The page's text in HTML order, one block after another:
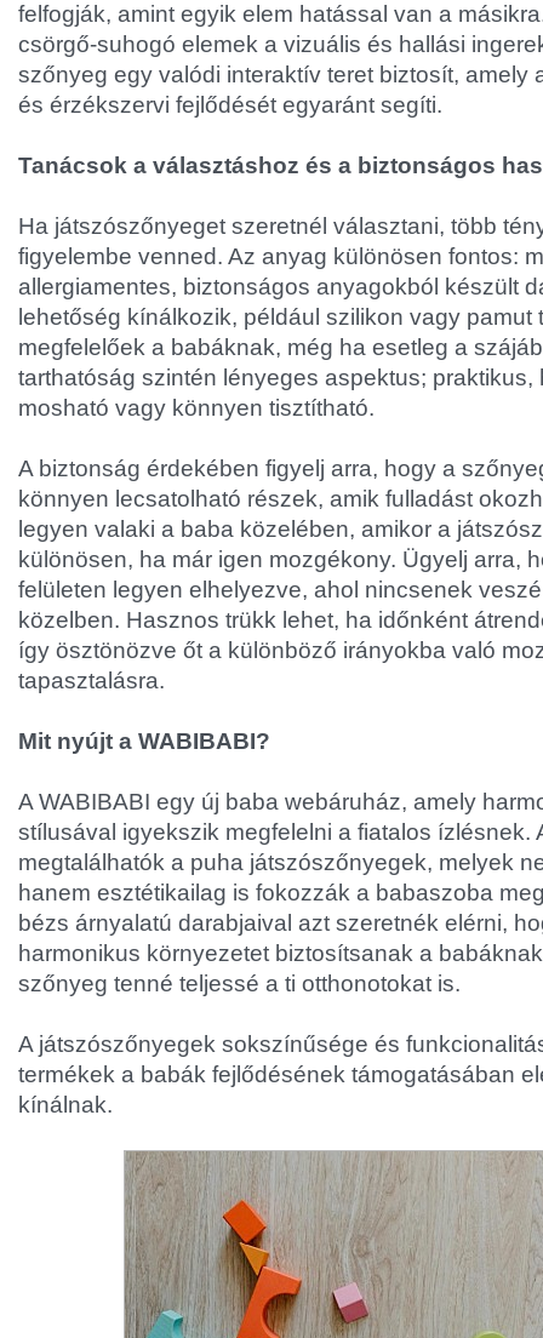
felfogják, amint egyik elem hatással van a
csörgő-suhogó elemek a vizuális és hallási
szőnyeg egy valódi interaktív teret biztosít, amely
és érzékszervi fejlődését egyaránt segíti.
Tanácsok a választáshoz és a biztonságos
Ha játszószőnyeget szeretnél választani, több
figyelembe venned. Az anyag különösen fontos:
allergiamentes, biztonságos anyagokból készült
lehetőség kínálkozik, például szilikon vagy pamut
megfelelőek a babáknak, még ha esetleg a
tarthatóság szintén lényeges aspektus; praktikus,
mosható vagy könnyen tisztítható.
A biztonság érdekében figyelj arra, hogy a
könnyen lecsatolható részek, amik fulladást
legyen valaki a baba közelében, amikor a
különösen, ha már igen mozgékony. Ügyelj arra,
felületen legyen elhelyezve, ahol nincsenek
közelben. Hasznos trükk lehet, ha időnként
így ösztönözve őt a különböző irányokba való
tapasztalásra.
Mit nyújt a WABIBABI?
A WABIBABI egy új baba webáruház, amely
stílusával igyekszik megfelelni a fiatalos ízlésnek.
megtalálhatók a puha játszószőnyegek, melyek
hanem esztétikailag is fokozzák a babaszoba
bézs árnyalatú darabjaival azt szeretnék elérni,
harmonikus környezetet biztosítsanak a
szőnyeg tenné teljessé a ti otthonotokat is.
A játszószőnyegek sokszínűsége és
termékek a babák fejlődésének támogatásában
kínálnak.